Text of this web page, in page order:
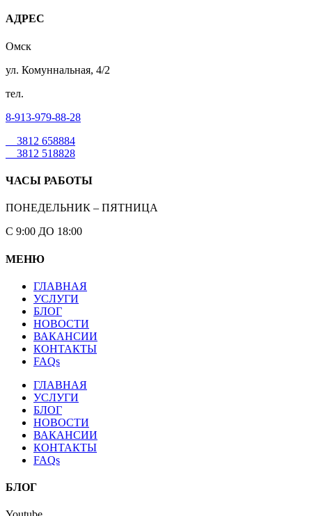
АДРЕС
Омск
ул. Комуннальная, 4/2
тел.
8-913-979-88-28
3812 658884
3812 518828
ЧАСЫ РАБОТЫ
ПОНЕДЕЛЬНИК – ПЯТНИЦА
С 9:00 ДО 18:00
МЕНЮ
ГЛАВНАЯ
УСЛУГИ
БЛОГ
НОВОСТИ
ВАКАНСИИ
КОНТАКТЫ
FAQs
ГЛАВНАЯ
УСЛУГИ
БЛОГ
НОВОСТИ
ВАКАНСИИ
КОНТАКТЫ
FAQs
БЛОГ